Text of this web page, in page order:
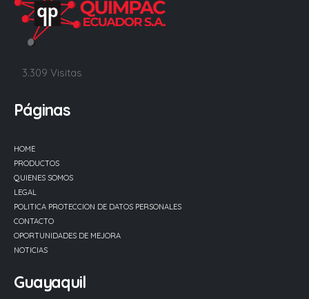
3.309 Visitas
Páginas
HOME
PRODUCTOS
QUIENES SOMOS
LEGAL
POLITICA PROTECCION DE DATOS PERSONALES
CONTACTO
OPORTUNIDADES DE MEJORA
NOTICIAS
Guayaquil